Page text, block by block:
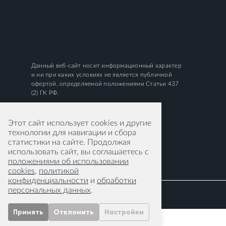
Данный веб-сайт носит информационный характер
и ни при каких условиях не является публичной
офертой, определяемой положениями Статьи 437
(2) ГК РФ.
Этот сайт использует cookies и другие
технологии для навигации и сбора
статистики на сайте. Продолжая
использовать сайт, вы соглашаетесь с
положениями об использовании
cookies, политикой
конфиденциальности и обработки
персональных данных.
Принять Отклонить Настройки